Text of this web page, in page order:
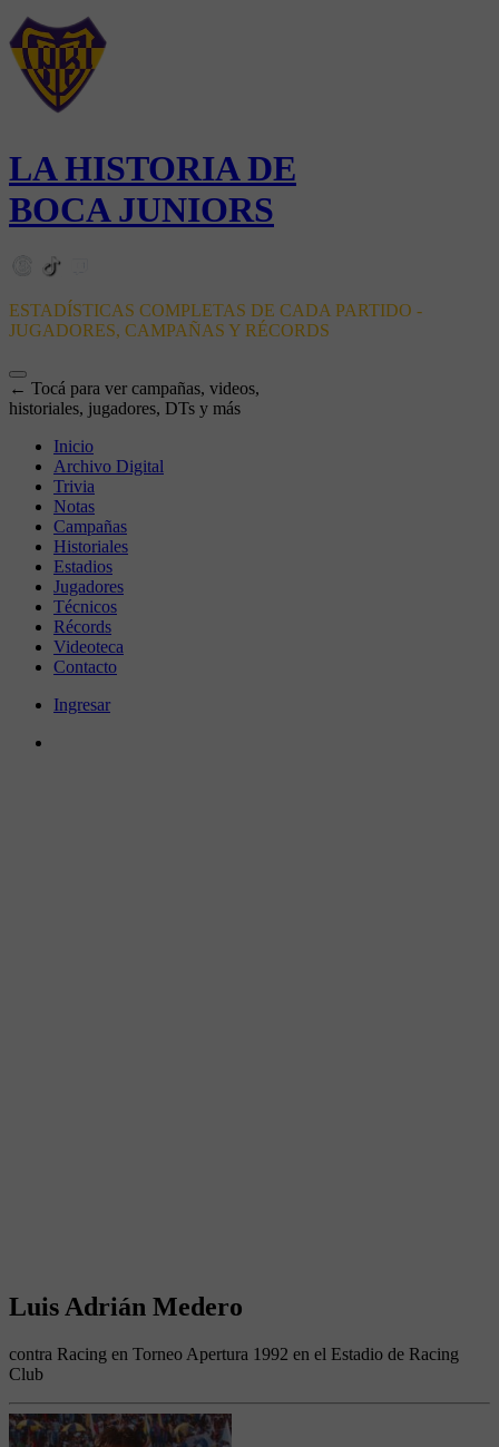
LA HISTORIA DE
BOCA JUNIORS
ESTADÍSTICAS COMPLETAS DE CADA PARTIDO -
JUGADORES, CAMPAÑAS Y RÉCORDS
← Tocá para ver campañas, videos,
historiales, jugadores, DTs y más
Inicio
Archivo Digital
Trivia
Notas
Campañas
Historiales
Estadios
Jugadores
Técnicos
Récords
Videoteca
Contacto
Ingresar
Luis Adrián Medero
contra Racing en Torneo Apertura 1992 en el Estadio de Racing
Club